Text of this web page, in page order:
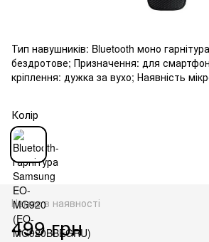
Тип навушників: Bluetooth моно
бездротове; Призначення: для
кріплення: дужка за вухо; Наявність
Колір
Немає в наявності
499 грн